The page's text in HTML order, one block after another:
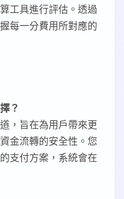
工具進行評估。透過
每一分費用所對應的
？
，旨在為用戶帶來更
金流轉的安全性。您
支付方案，系統會在